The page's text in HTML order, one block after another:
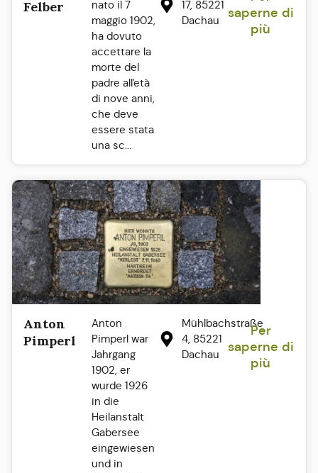
Felber
nato il 7
maggio 1902,
ha dovuto
accettare la
morte del
padre all'età
di nove anni,
che deve
essere stata
una sc...
17, 85221
Dachau
saperne di
più
Anton
Pimperl
Anton
Pimperl war
Jahrgang
1902, er
wurde 1926
in die
Heilanstalt
Gabersee
eingewiesen
und in
Mühlbachstraße
4, 85221
Dachau
Per
saperne di
più